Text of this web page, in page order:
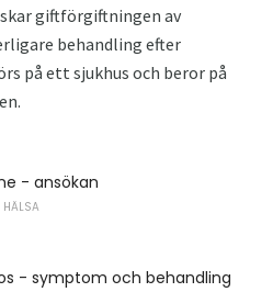
giftförgiftningen av
behandling efter
på ett sjukhus och beror på
- ansökan
HÄLSA
- symptom och behandling